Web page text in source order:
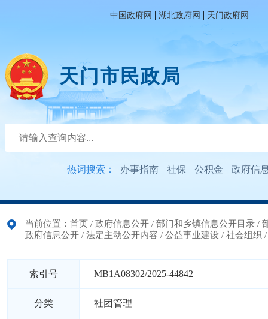
中国政府网 | 湖北政府网 | 天门政府网
天门市民政局
热词搜索： 办事指南 社保 公积金 政府信
当前位置： 首页 / 政府信息公开 / 部门和乡镇信息公开目录 /
政府信息公开 / 法定主动公开内容 / 公益事业建设 / 社会组织
索引号 MB1A08302/2025-44842
分类 社团管理